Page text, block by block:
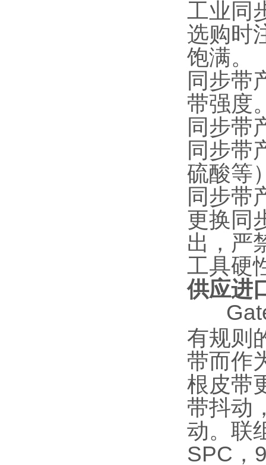
工业同
选购时
饱满。
同步带
带强度
同步带
同步带
硫酸等
同步带
更换同
出，严
工具硬
供应进
有规则
带而作
根皮带
带抖动
动。联
SPC，